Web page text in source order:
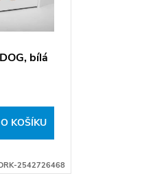
bílá
KOŠÍKU
2542726468